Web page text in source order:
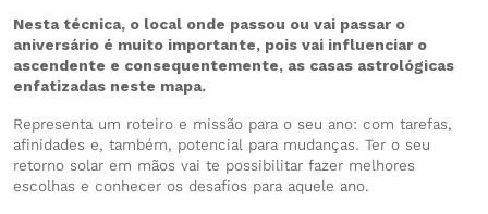
Nesta técnica, o local onde passou ou vai passar o
aniversário é muito importante, pois vai influenciar o
ascendente e consequentemente, as casas astrológicas
enfatizadas neste mapa.
Representa um roteiro e missão para o seu ano: com tarefas,
afinidades e, também, potencial para mudanças. Ter o seu
retorno solar em mãos vai te possibilitar fazer melhores
escolhas e conhecer os desafios para aquele ano.